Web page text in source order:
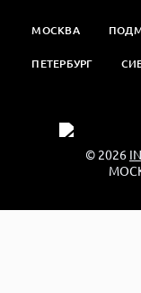
МОСКВА
ПЕТЕРБУРГ
© 2026